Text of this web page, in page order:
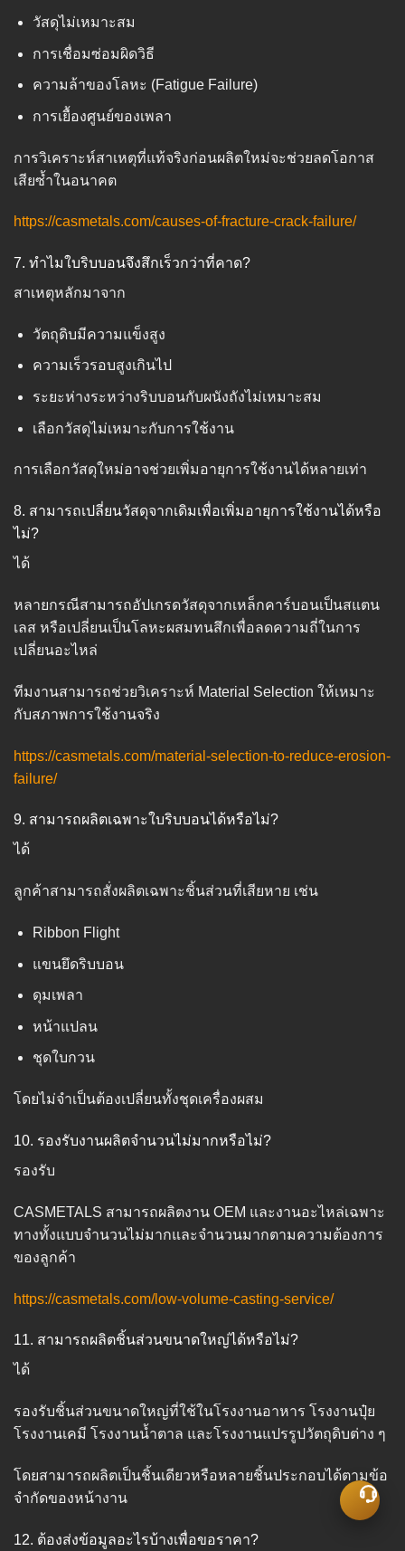
วัสดุไม่เหมาะสม
การเชื่อมซ่อมผิดวิธี
ความล้าของโลหะ (Fatigue Failure)
การเยื้องศูนย์ของเพลา
การวิเคราะห์สาเหตุที่แท้จริงก่อนผลิตใหม่จะช่วยลดโอกาส
เสียซ้ำในอนาคต
https://casmetals.com/causes-of-fracture-crack-failure/
7. ทำไมใบริบบอนจึงสึกเร็วกว่าที่คาด?
สาเหตุหลักมาจาก
วัตถุดิบมีความแข็งสูง
ความเร็วรอบสูงเกินไป
ระยะห่างระหว่างริบบอนกับผนังถังไม่เหมาะสม
เลือกวัสดุไม่เหมาะกับการใช้งาน
การเลือกวัสดุใหม่อาจช่วยเพิ่มอายุการใช้งานได้หลายเท่า
8. สามารถเปลี่ยนวัสดุจากเดิมเพื่อเพิ่มอายุการใช้งานได้หรือ
ไม่?
ได้
หลายกรณีสามารถอัปเกรดวัสดุจากเหล็กคาร์บอนเป็นสแตน
เลส หรือเปลี่ยนเป็นโลหะผสมทนสึกเพื่อลดความถี่ในการ
เปลี่ยนอะไหล่
ทีมงานสามารถช่วยวิเคราะห์ Material Selection ให้เหมาะ
กับสภาพการใช้งานจริง
https://casmetals.com/material-selection-to-reduce-erosion-
failure/
9. สามารถผลิตเฉพาะใบริบบอนได้หรือไม่?
ได้
ลูกค้าสามารถสั่งผลิตเฉพาะชิ้นส่วนที่เสียหาย เช่น
Ribbon Flight
แขนยึดริบบอน
ดุมเพลา
หน้าแปลน
ชุดใบกวน
โดยไม่จำเป็นต้องเปลี่ยนทั้งชุดเครื่องผสม
10. รองรับงานผลิตจำนวนไม่มากหรือไม่?
รองรับ
CASMETALS สามารถผลิตงาน OEM และงานอะไหล่เฉพาะ
ทางทั้งแบบจำนวนไม่มากและจำนวนมากตามความต้องการ
ของลูกค้า
https://casmetals.com/low-volume-casting-service/
11. สามารถผลิตชิ้นส่วนขนาดใหญ่ได้หรือไม่?
ได้
รองรับชิ้นส่วนขนาดใหญ่ที่ใช้ในโรงงานอาหาร โรงงานปุ๋ย
โรงงานเคมี โรงงานน้ำตาล และโรงงานแปรรูปวัตถุดิบต่าง ๆ
โดยสามารถผลิตเป็นชิ้นเดียวหรือหลายชิ้นประกอบได้ตามข้อ
จำกัดของหน้างาน
12. ต้องส่งข้อมูลอะไรบ้างเพื่อขอราคา?